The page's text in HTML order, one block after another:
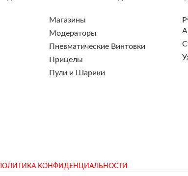
Магазины
Модераторы
Пневматические Винтовки
Прицелы
Пули и Шарики
ПОЛИТИКА КОНФИДЕНЦИАЛЬНОСТИ